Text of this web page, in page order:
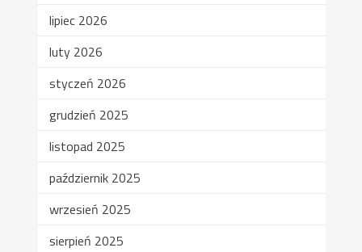
lipiec 2026
luty 2026
styczeń 2026
grudzień 2025
listopad 2025
październik 2025
wrzesień 2025
sierpień 2025